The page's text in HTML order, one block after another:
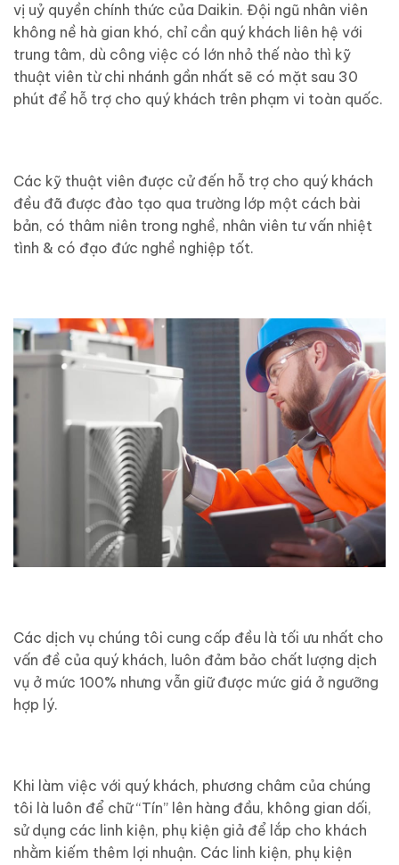
vị uỷ quyền chính thức của Daikin. Đội ngũ nhân viên
không nề hà gian khó, chỉ cần quý khách liên hệ với
trung tâm, dù công việc có lớn nhỏ thế nào thì kỹ
thuật viên từ chi nhánh gần nhất sẽ có mặt sau 30
phút để hỗ trợ cho quý khách trên phạm vi toàn quốc.
Các kỹ thuật viên được cử đến hỗ trợ cho quý khách
đều đã được đào tạo qua trường lớp một cách bài
bản, có thâm niên trong nghề, nhân viên tư vấn nhiệt
tình & có đạo đức nghề nghiệp tốt.
Các dịch vụ chúng tôi cung cấp đều là tối ưu nhất cho
vấn đề của quý khách, luôn đảm bảo chất lượng dịch
vụ ở mức 100% nhưng vẫn giữ được mức giá ở ngưỡng
hợp lý.
Khi làm việc với quý khách, phương châm của chúng
tôi là luôn để chữ “Tín” lên hàng đầu, không gian dối,
sử dụng các linh kiện, phụ kiện giả để lắp cho khách
nhằm kiếm thêm lợi nhuận. Các linh kiện, phụ kiện